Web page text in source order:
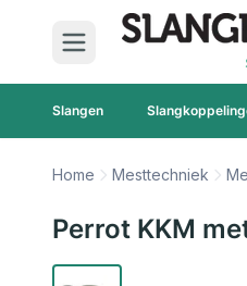
Ga naar de inhoud
Slangen
Home Mesttechniek
Perrot KKM